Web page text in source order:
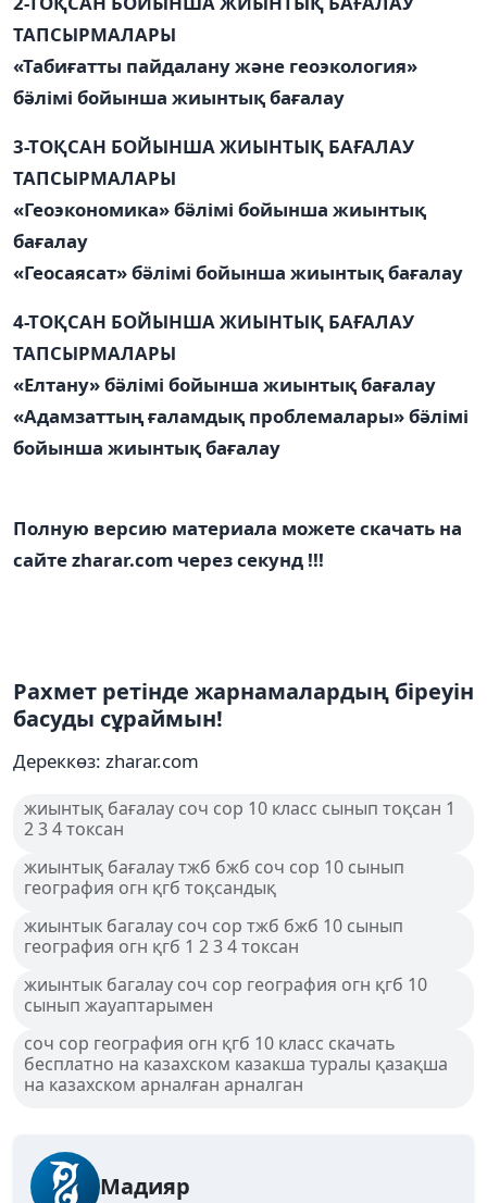
ТАПСЫРМАЛАРЫ
«Табиғатты пайдалану және геоэкология»
бӛлімі бойынша жиынтық бағалау
3-ТОҚСАН БОЙЫНША ЖИЫНТЫҚ БАҒАЛАУ
ТАПСЫРМАЛАРЫ
«Геоэкономика» бӛлімі бойынша жиынтық
бағалау
«Геосаясат» бӛлімі бойынша жиынтық бағалау
4-ТОҚСАН БОЙЫНША ЖИЫНТЫҚ БАҒАЛАУ
ТАПСЫРМАЛАРЫ
«Елтану» бӛлімі бойынша жиынтық бағалау
«Адамзаттың ғаламдық проблемалары» бӛлімі
бойынша жиынтық бағалау
Полную версию материала можете скачать на
сайте zharar.com через секунд !!!
Рахмет ретінде жарнамалардың біреуін
басуды сұраймын!
Дереккөз: zharar.com
жиынтық бағалау соч сор 10 класс сынып тоқсан 1
2 3 4 токсан
жиынтық бағалау тжб бжб соч сор 10 сынып
география огн қгб тоқсандық
жиынтык багалау соч сор тжб бжб 10 сынып
география огн қгб 1 2 3 4 токсан
жиынтык багалау соч сор география огн қгб 10
сынып жауаптарымен
соч сор география огн қгб 10 класс скачать
бесплатно на казахском казакша туралы қазақша
на казахском арналған арналган
Мадияр